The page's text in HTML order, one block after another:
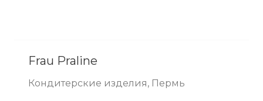
Frau Praline
Кондитерские изделия, Пермь